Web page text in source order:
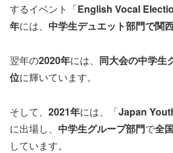
するイベント「English Vocal
年には、 中学生デュエット部門で関
翌年の2020年には、 同大会の中学生
位に輝いています。
そして、 2021年には、「Japan
に出場し、 中学生グループ部門で全
しています。